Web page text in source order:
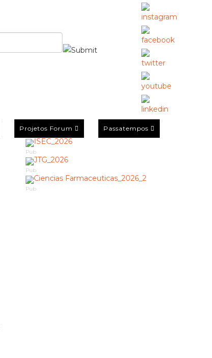
Projetos Forum Passatempos
Pub
Pub
Pub